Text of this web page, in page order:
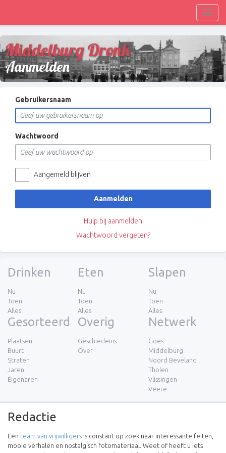
Middelburg Dronk
Aanmelden
Gebruikersnaam
Wachtwoord
Aangemeld blijven
Aanmelden
Hulp bij aanmelden
Wachtwoord vergeten?
Drinken
Nu
Toen
Alles
Eten
Nu
Toen
Alles
Slapen
Nu
Toen
Alles
Gesorteerd
Plaatsen
Buurt
Straten
Jaren
Eigenaren
Overig
Geschiedenis
Over
Netwerk
Goes
Middelburg
Noord Beveland
Tholen
Vlissingen
Veere
Redactie
Een team van vrijwilligers is constant op zoek naar interessante feiten,
mooie verhalen en nostalgisch fotomateriaal. Weet of heeft u iets